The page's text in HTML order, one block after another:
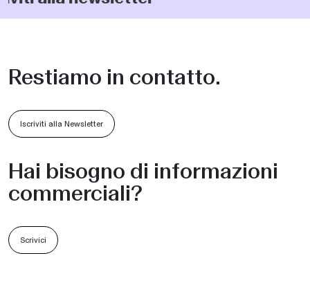
Restiamo in contatto.
Iscriviti alla Newsletter
Hai bisogno di informazioni
commerciali?
Scrivici